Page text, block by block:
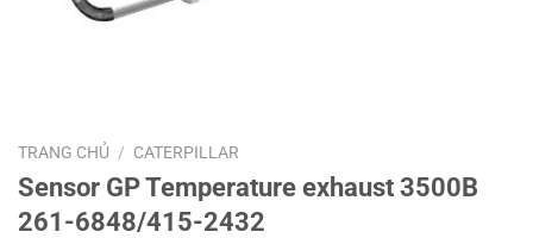
TRANG CHỦ / CATERPILLAR
Sensor GP Temperature exhaust 3500B
261-6848/415-2432